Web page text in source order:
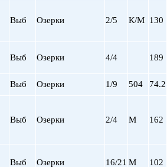
Выб Озерки 2/5 К/М 130
Выб Озерки 4/4 189
Выб Озерки 1/9 504 74.2
Выб Озерки 2/4 М 162
Выб Озерки 16/21 М 102